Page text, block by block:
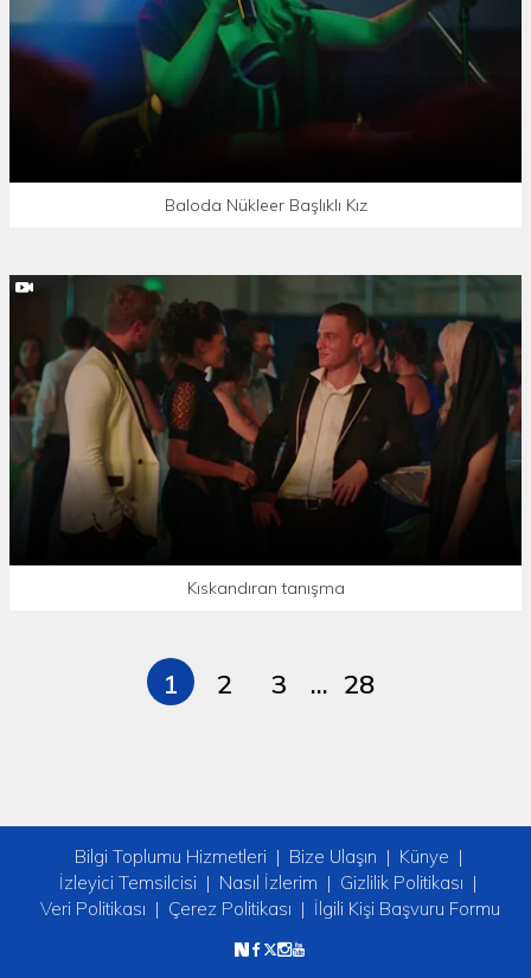
Baloda Nükleer Başlıklı Kız
Kıskandıran tanışma
1 2 3 ... 28
Bilgi Toplumu Hizmetleri Bize Ulaşın
Künye
İzleyici Temsilcisi
Nasıl İzlerim
Gizlilik Politikası
Veri Politikası
Çerez Politikası İlgili Kişi Başvuru Formu